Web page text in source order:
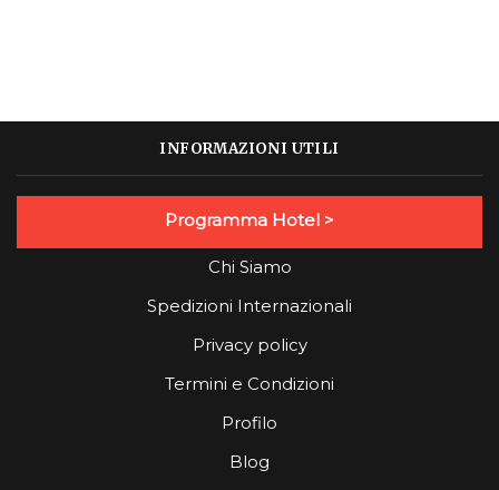
INFORMAZIONI UTILI
Programma Hotel >
Chi Siamo
Spedizioni Internazionali
Privacy policy
Termini e Condizioni
Profilo
Blog